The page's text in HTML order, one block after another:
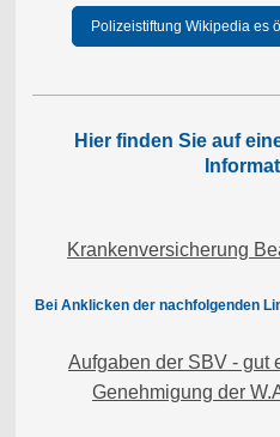
Polizeistiftung Wikipedia es
Hier finden Sie auf
Krankenversicherung
Bei Anklicken der nachfolgenden
Aufgaben der SBV - gut
Genehmigung der